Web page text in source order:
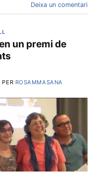
Deixa un comentari
un premi de
PER ROSAMMASANA